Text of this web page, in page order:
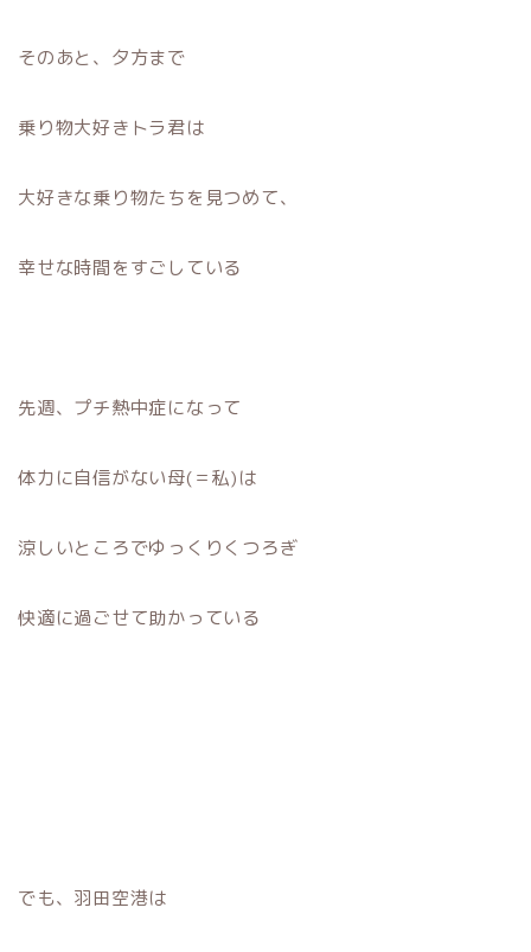
そのあと、夕方まで
乗り物大好きトラ君は
大好きな乗り物たちを見つめて、
幸せな時間をすごしている
先週、プチ熱中症になって
体力に自信がない母(＝私)は
涼しいところでゆっくりくつろぎ
快適に過ごせて助かっている
でも、羽田空港は